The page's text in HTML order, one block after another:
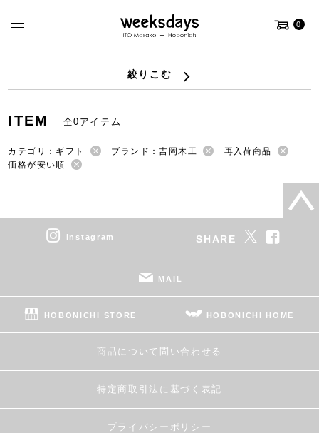
0
絞りこむ
ITEM 全0アイテム
カテゴリ：ギフト ブランド：吉岡木工
再入荷商品
価格が安い順
instagram SHARE
MAIL
HOBONICHI STORE HOBONICHI HOME
商品について問い合わせる
特定商取引法に基づく表記
プライバシーポリシー